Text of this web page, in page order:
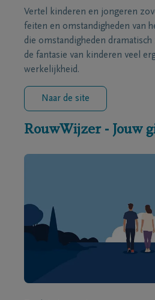
Vertel kinderen en jongeren
feiten en omstandigheden van
die omstandigheden
de fantasie van kinderen veel
werkelijkheid.
Naar de site
RouwWijzer - Jouw